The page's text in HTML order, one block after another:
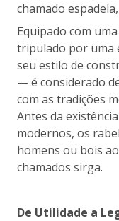
chamado
Equipado com
tripulado por uma
seu estilo de
— é considerado
com as tradições
Antes da
modernos, os
homens ou bois
chamados sirga.
De Utilidade a